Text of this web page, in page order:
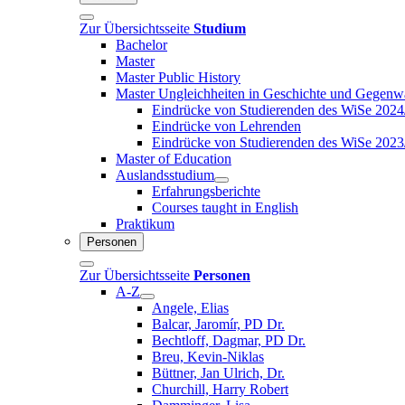
Zur Übersichtsseite Studium
Bachelor
Master
Master Public History
Master Ungleichheiten in Geschichte und
Eindrücke von Studierenden des WiSe
Eindrücke von Lehrenden
Eindrücke von Studierenden des WiSe
Master of Education
Auslandsstudium
Erfahrungsberichte
Courses taught in English
Praktikum
Personen
Zur Übersichtsseite Personen
A-Z
Angele, Elias
Balcar, Jaromír, PD Dr.
Bechtloff, Dagmar, PD Dr.
Breu, Kevin-Niklas
Büttner, Jan Ulrich, Dr.
Churchill, Harry Robert